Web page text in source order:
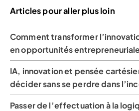
Articles pour aller plus loin
Comment transformer
en opportunités
IA, innovation et pensée
décider sans se perdre dans
Passer de l’effectuation à la